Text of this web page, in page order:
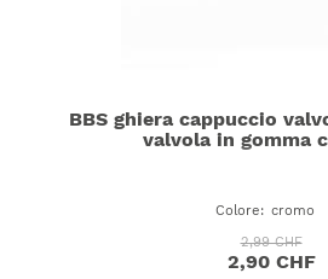
BBS ghiera cappuccio
valvola in gomma
Colore: cromo
2,99 CHF
2,90 CHF